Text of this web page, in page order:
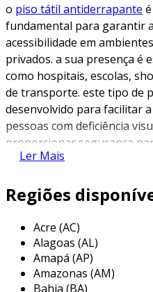
o piso tátil antiderrapante
fundamental para garantir
acessibilidade em
privados. a sua presença é
como hospitais, escolas,
de transporte. este tipo de
desenvolvido para facilitar
pessoas com deficiência
proporcionar segurança
usuários.
o que é piso tátil
apresentam texturas
são projetadas para guiar e
sobre mudanças no
a característica
Ler Mais
Regiões
Acre (AC)
Alagoas (AL)
Amapá (AP)
Amazonas (AM)
Bahia (BA)